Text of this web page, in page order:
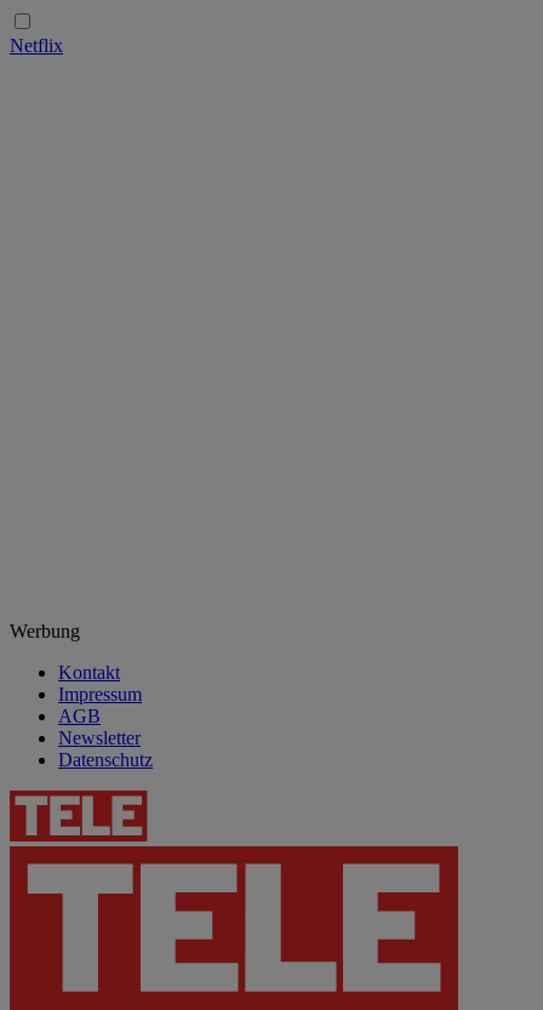
Netflix
Werbung
Kontakt
Impressum
AGB
Newsletter
Datenschutz